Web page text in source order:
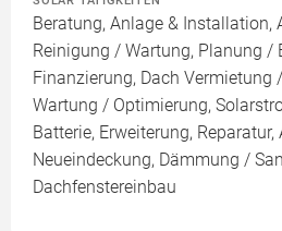
Beratung, Anlage & Installation,
Reinigung / Wartung, Planung /
Finanzierung, Dach Vermietung
Wartung / Optimierung,
Batterie, Erweiterung, Reparatur,
Neueindeckung, Dämmung /
Dachfenstereinbau